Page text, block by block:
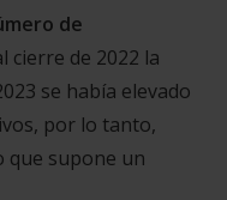
de
cierre de 2022 la
se había elevado
por lo tanto,
que supone un